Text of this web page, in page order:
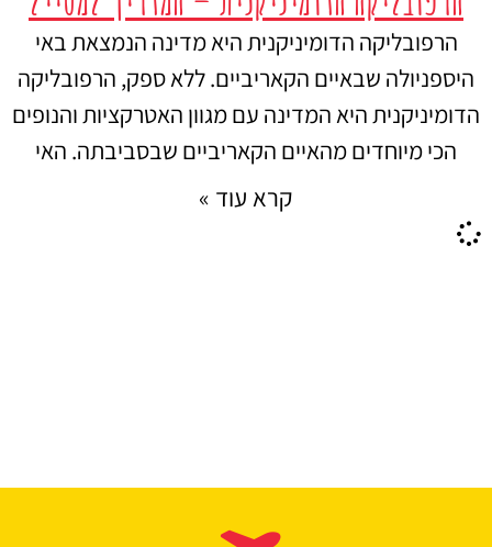
הרפובליקה הדומיניקנית היא מדינה הנמצאת באי
היספניולה שבאיים הקאריביים. ללא ספק, הרפובליקה
הדומיניקנית היא המדינה עם מגוון האטרקציות והנופים
הכי מיוחדים מהאיים הקאריביים שבסביבתה. האי
קרא עוד »